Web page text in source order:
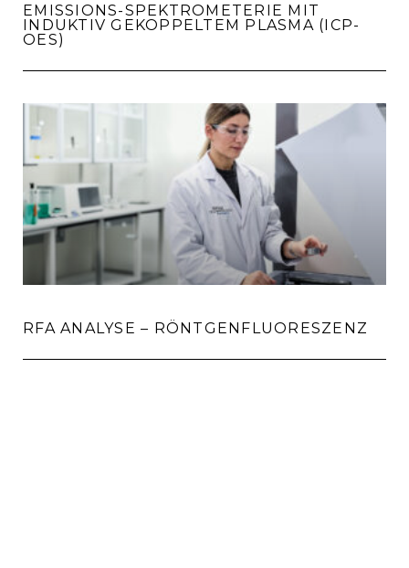
EMISSIONS-SPEKTROMETERIE MIT
INDUKTIV GEKOPPELTEM PLASMA (ICP-
OES)
RFA ANALYSE – RÖNTGENFLUORESZENZ